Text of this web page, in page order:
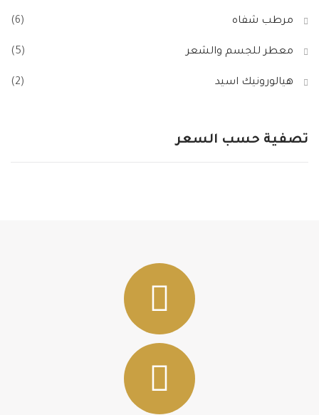
مرطب شفاه (6)
معطر للجسم والشعر (5)
هيالورونيك اسيد (2)
تصفية حسب السعر